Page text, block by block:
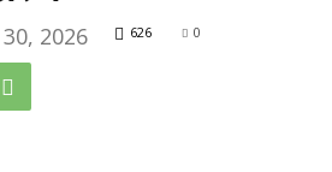
30, 2026 626 0